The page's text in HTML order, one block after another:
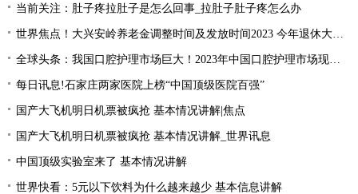
当前关注：肚子疼拉肚子是怎么回事_拉肚子肚子疼怎么办
世界焦点！大兴安岭养老金调整时间及发放时间2023 今年退休大概会涨的的？
全球头条：我国口腔护理市场巨大！2023年中国口腔护理市场现状分析
每日讯息!石家庄两家医院上榜“中国顶级医院百强”
国产大飞机明日机票被疯抢 基本情况讲解|焦点
国产大飞机明日机票被疯抢 基本情况讲解_世界讯息
中国顶级实验室来了 基本情况讲解
世界快看：5元以下饮料为什么越来越少 基本信息讲解